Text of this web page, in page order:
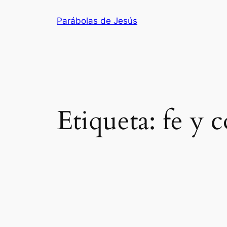
Parábolas de Jesús
Etiqueta: fe y